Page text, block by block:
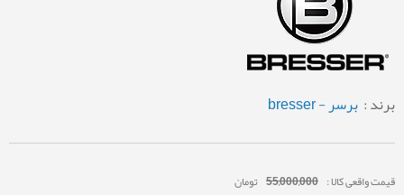
برند : برسر - bresser
قیمت واقعی کالا : 55,000,000 تومان